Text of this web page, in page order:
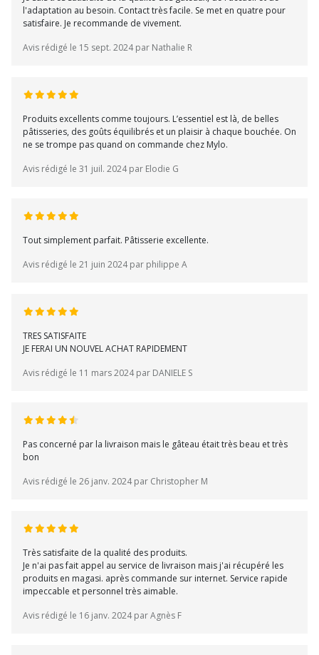
l'adaptation au besoin. Contact très facile. Se met en quatre pour
satisfaire. Je recommande de vivement.
Avis rédigé le 15 sept. 2024 par Nathalie R
Produits excellents comme toujours. L’essentiel est là, de belles
pâtisseries, des goûts équilibrés et un plaisir à chaque bouchée. On
ne se trompe pas quand on commande chez Mylo.
Avis rédigé le 31 juil. 2024 par Elodie G
Tout simplement parfait. Pâtisserie excellente.
Avis rédigé le 21 juin 2024 par philippe A
TRES SATISFAITE
JE FERAI UN NOUVEL ACHAT RAPIDEMENT
Avis rédigé le 11 mars 2024 par DANIELE S
Pas concerné par la livraison mais le gâteau était très beau et très
bon
Avis rédigé le 26 janv. 2024 par Christopher M
Très satisfaite de la qualité des produits.
Je n'ai pas fait appel au service de livraison mais j'ai récupéré les
produits en magasi. après commande sur internet. Service rapide
impeccable et personnel très aimable.
Avis rédigé le 16 janv. 2024 par Agnès F